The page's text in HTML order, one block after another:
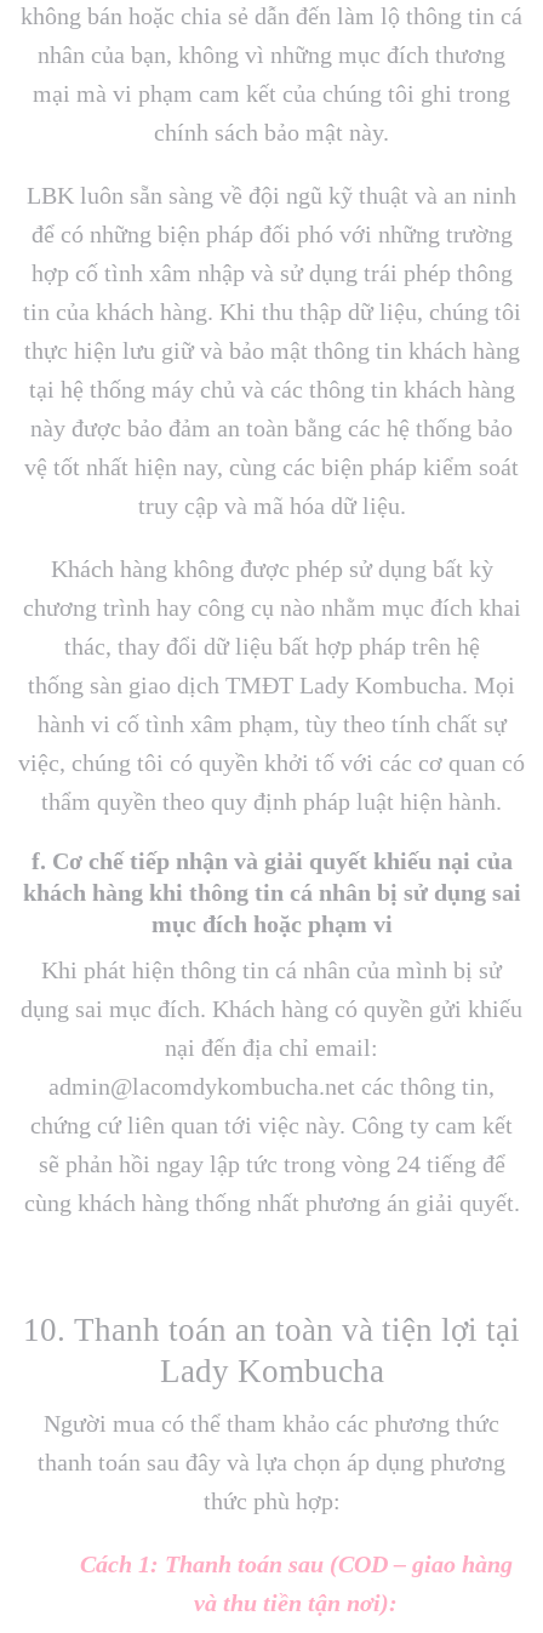
không bán hoặc chia sẻ dẫn đến làm lộ thông tin cá
nhân của bạn, không vì những mục đích thương
mại mà vi phạm cam kết của chúng tôi ghi trong
chính sách bảo mật này.
LBK luôn sẵn sàng về đội ngũ kỹ thuật và an ninh
để có những biện pháp đối phó với những trường
hợp cố tình xâm nhập và sử dụng trái phép thông
tin của khách hàng. Khi thu thập dữ liệu, chúng tôi
thực hiện lưu giữ và bảo mật thông tin khách hàng
tại hệ thống máy chủ và các thông tin khách hàng
này được bảo đảm an toàn bằng các hệ thống bảo
vệ tốt nhất hiện nay, cùng các biện pháp kiểm soát
truy cập và mã hóa dữ liệu.
Khách hàng không được phép sử dụng bất kỳ
chương trình hay công cụ nào nhằm mục đích khai
thác, thay đổi dữ liệu bất hợp pháp trên hệ
thống sàn giao dịch TMĐT Lady Kombucha. Mọi
hành vi cố tình xâm phạm, tùy theo tính chất sự
việc, chúng tôi có quyền khởi tố với các cơ quan có
thẩm quyền theo quy định pháp luật hiện hành.
f. Cơ chế tiếp nhận và giải quyết khiếu nại của
khách hàng khi thông tin cá nhân bị sử dụng sai
mục đích hoặc phạm vi
Khi phát hiện thông tin cá nhân của mình bị sử
dụng sai mục đích. Khách hàng có quyền gửi khiếu
nại đến địa chỉ email:
admin@lacomdykombucha.net các thông tin,
chứng cứ liên quan tới việc này. Công ty cam kết
sẽ phản hồi ngay lập tức trong vòng 24 tiếng để
cùng khách hàng thống nhất phương án giải quyết.
10. Thanh toán an toàn và tiện lợi tại
Lady Kombucha
Người mua có thể tham khảo các phương thức
thanh toán sau đây và lựa chọn áp dụng phương
thức phù hợp:
Cách 1: Thanh toán sau (COD – giao hàng
và thu tiền tận nơi):